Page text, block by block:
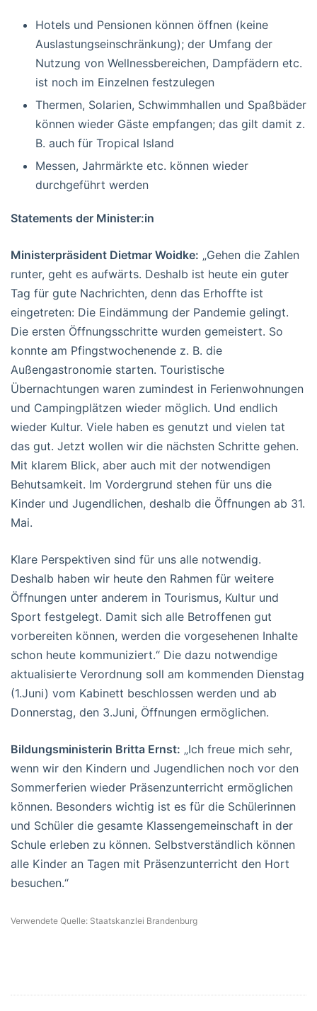
Hotels und Pensionen können öffnen (keine
Auslastungseinschränkung); der Umfang der
Nutzung von Wellnessbereichen, Dampfädern etc.
ist noch im Einzelnen festzulegen
Thermen, Solarien, Schwimmhallen und Spaßbäder
können wieder Gäste empfangen; das gilt damit z.
B. auch für Tropical Island
Messen, Jahrmärkte etc. können wieder
durchgeführt werden
Statements der Minister:in
Ministerpräsident Dietmar Woidke: „Gehen die Zahlen
runter, geht es aufwärts. Deshalb ist heute ein guter
Tag für gute Nachrichten, denn das Erhoffte ist
eingetreten: Die Eindämmung der Pandemie gelingt.
Die ersten Öffnungsschritte wurden gemeistert. So
konnte am Pfingstwochenende z. B. die
Außengastronomie starten. Touristische
Übernachtungen waren zumindest in Ferienwohnungen
und Campingplätzen wieder möglich. Und endlich
wieder Kultur. Viele haben es genutzt und vielen tat
das gut. Jetzt wollen wir die nächsten Schritte gehen.
Mit klarem Blick, aber auch mit der notwendigen
Behutsamkeit. Im Vordergrund stehen für uns die
Kinder und Jugendlichen, deshalb die Öffnungen ab 31.
Mai.
Klare Perspektiven sind für uns alle notwendig.
Deshalb haben wir heute den Rahmen für weitere
Öffnungen unter anderem in Tourismus, Kultur und
Sport festgelegt. Damit sich alle Betroffenen gut
vorbereiten können, werden die vorgesehenen Inhalte
schon heute kommuniziert.“ Die dazu notwendige
aktualisierte Verordnung soll am kommenden Dienstag
(1.Juni) vom Kabinett beschlossen werden und ab
Donnerstag, den 3.Juni, Öffnungen ermöglichen.
Bildungsministerin Britta Ernst: „Ich freue mich sehr,
wenn wir den Kindern und Jugendlichen noch vor den
Sommerferien wieder Präsenzunterricht ermöglichen
können. Besonders wichtig ist es für die Schülerinnen
und Schüler die gesamte Klassengemeinschaft in der
Schule erleben zu können. Selbstverständlich können
alle Kinder an Tagen mit Präsenzunterricht den Hort
besuchen.“
Verwendete Quelle: Staatskanzlei Brandenburg